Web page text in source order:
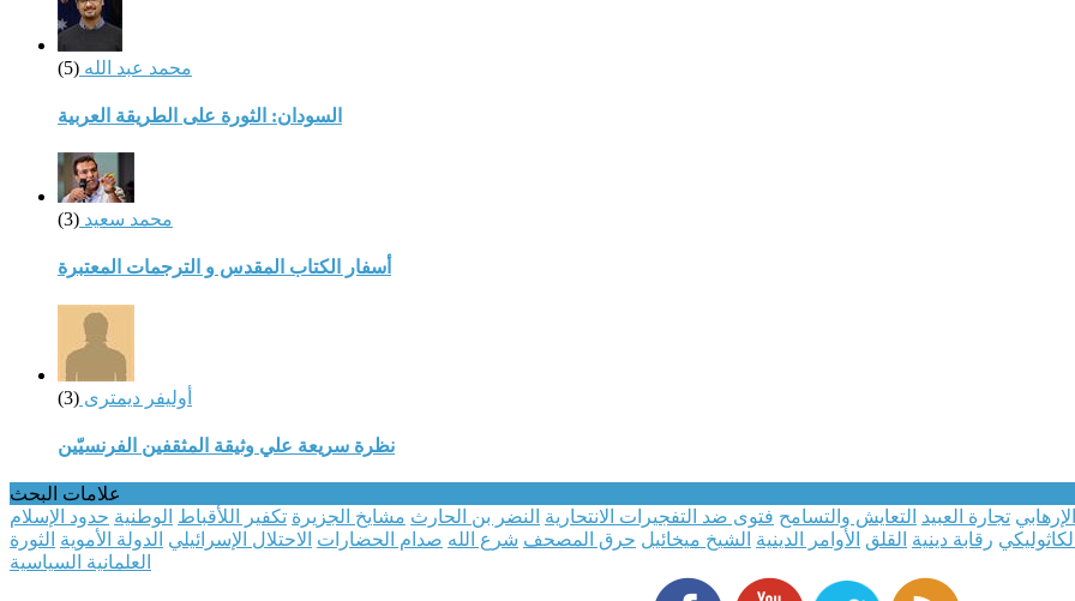
محمد عبد الله (5)
السودان: الثورة على الطريقة العربية
محمد سعيد (3)
أسفار الكتاب المقدس و الترجمات المعتبرة
أوليفر ديمترى (3)
نظرة سريعة علي وثيقة المثقفين الفرنسيّين
علامات البحث
تجارة العبيد التعايش والتسامح فتوى ضد التفجيرات الانتحارية النضر بن الحارث مشايخ الجزيرة تكفير اللأقباط الوطنية حدود الإسلام
رقابة دينية القلق الأوامر الدينية الشيخ ميخائيل حرق المصحف شرع الله صدام الحضارات الاحتلال الإسرائيلي الدولة الأموية الثورة
العلمانية السياسية